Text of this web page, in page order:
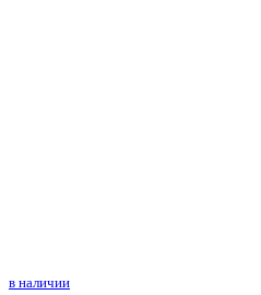
в наличии